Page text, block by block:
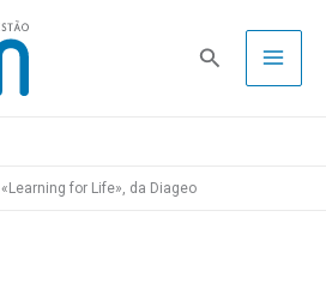
Pesquisa
«Learning for Life», da Diageo